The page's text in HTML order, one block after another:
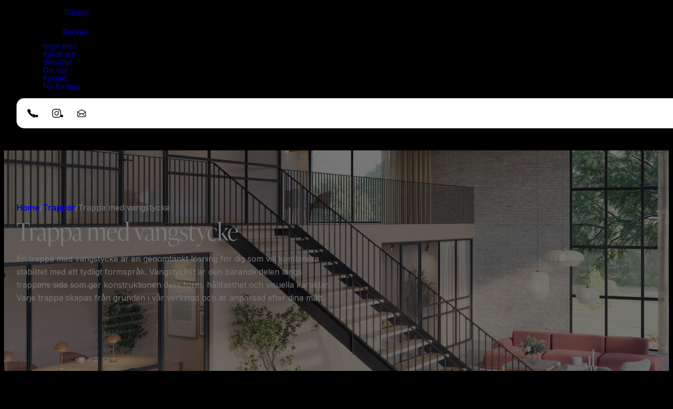
Trappor
Räcken
Inspiration
Kundcase
Broschyr
Om oss
Kontakt
För företag
Home/Trappor/Trappa med vangstycke
Trappa med vangstycke
En trappa med vangstycke är en genomtänkt lösning för dig som vill kombinera
stabilitet med ett tydligt formspråk. Vangstycket är den bärande delen längs
trappans sida som ger konstruktionen dess form, hållfasthet och visuella karaktär.
Varje trappa skapas från grunden i vår verkstad och är anpassad efter dina mått.